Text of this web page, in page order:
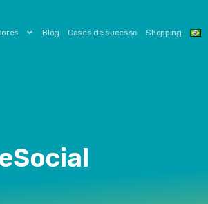
Blog Cases de sucesso Shopping